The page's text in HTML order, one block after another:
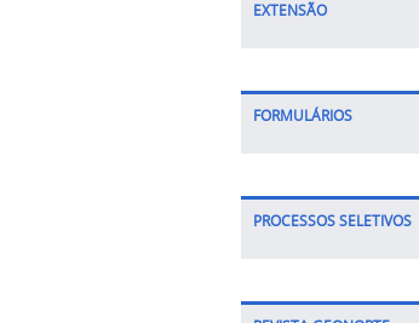
EXTENSÃO
FORMULÁRIOS
PROCESSOS SELETIVOS